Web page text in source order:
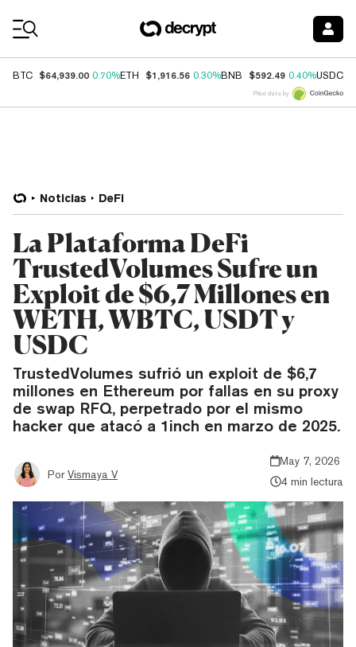
BTC $64,939.00 0.70%ETH $1,916.56 0.30%BNB $592.49 0.40%USDC
Price data by
Noticias DeFi
La Plataforma DeFi
TrustedVolumes Sufre un
Exploit de $6,7 Millones en
WETH, WBTC, USDT y
USDC
TrustedVolumes sufrió un exploit de $6,7
millones en Ethereum por fallas en su proxy
de swap RFQ, perpetrado por el mismo
hacker que atacó a 1inch en marzo de 2025.
Por Vismaya V
May 7, 2026
4 min lectura